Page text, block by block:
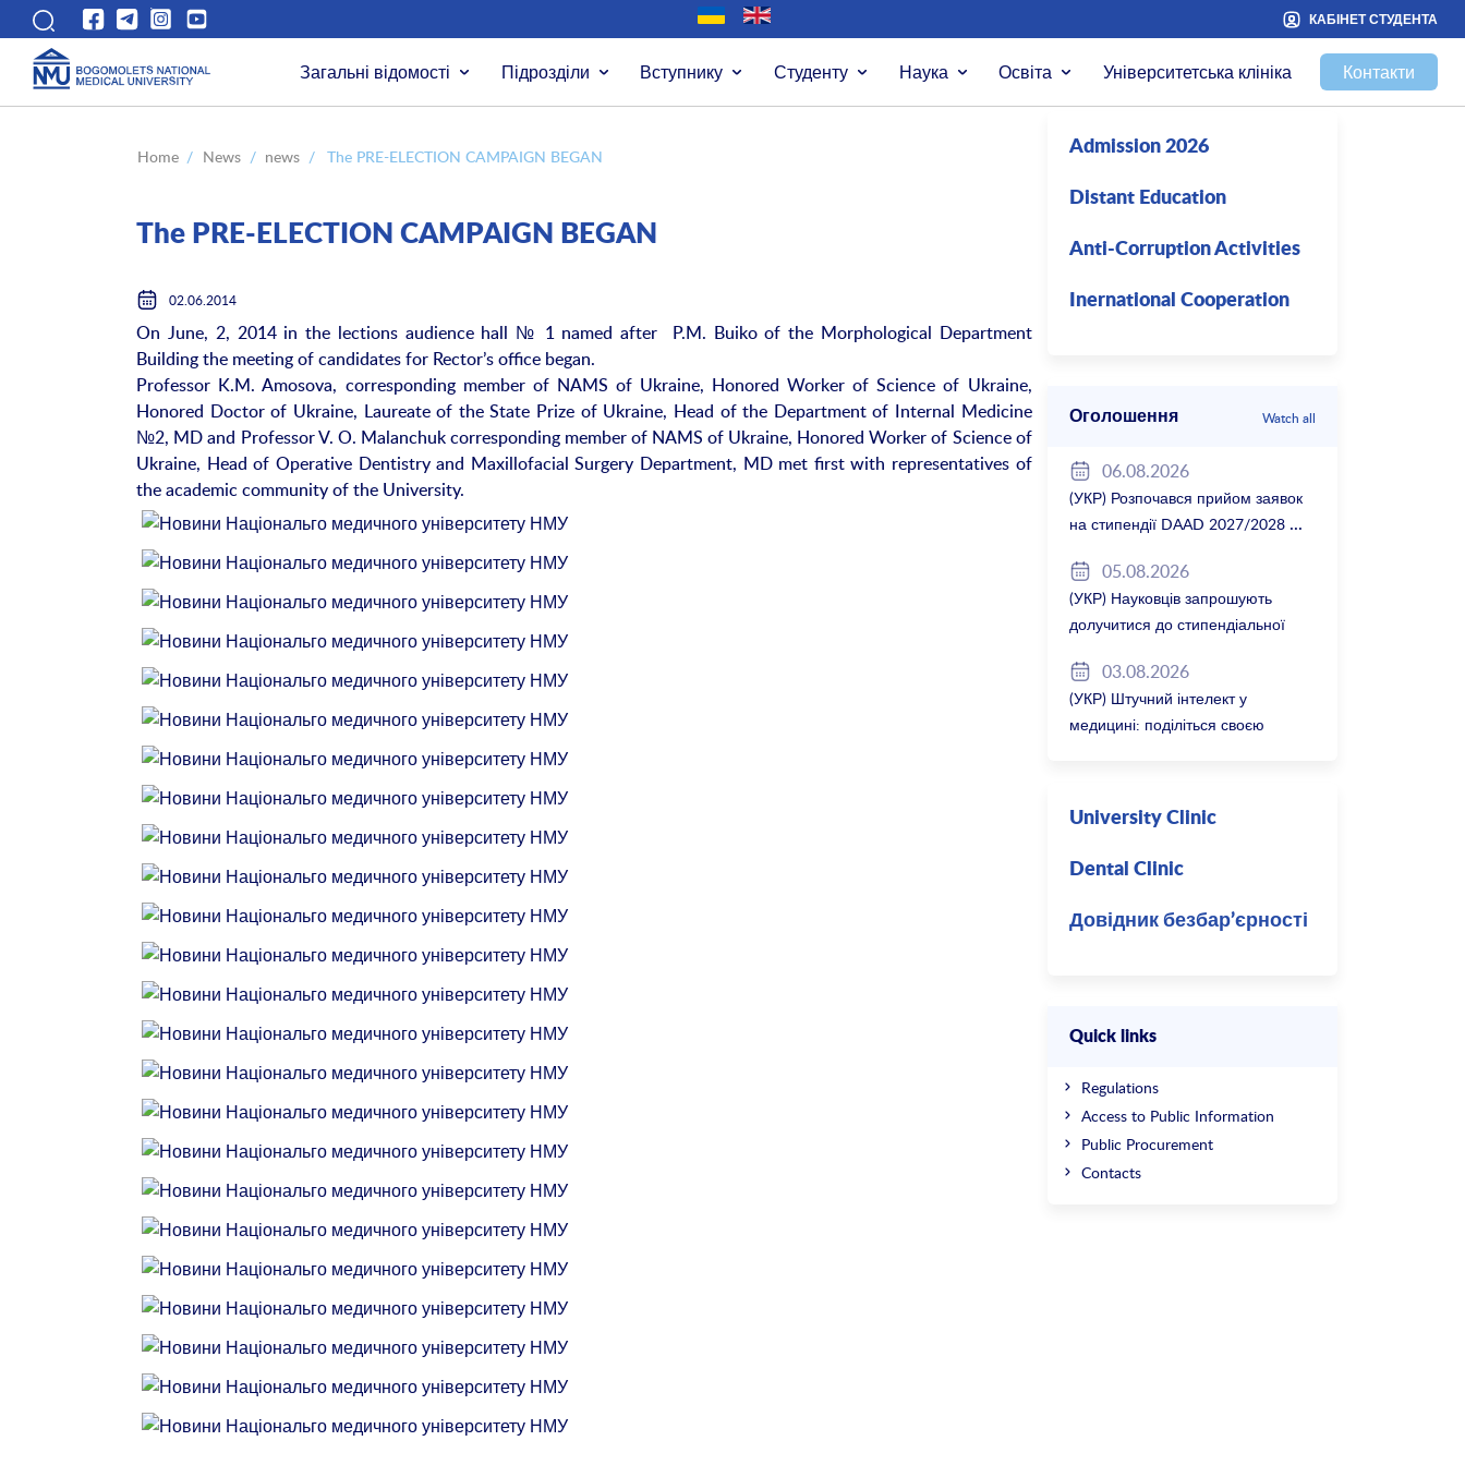
КАБІНЕТ СТУДЕНТА
Загальні відомості Підрозділи Вступнику Студенту Наука Освіта Університетська клініка Контакти
Home / News / news / The PRE-ELECTION CAMPAIGN BEGAN
The PRE-ELECTION CAMPAIGN BEGAN
02.06.2014
On June, 2, 2014 in the lections audience hall № 1 named after P.M. Buiko of the Morphological Department
Building the meeting of candidates for Rector’s office began.
Professor K.M. Amosova, corresponding member of NAMS of Ukraine, Honored Worker of Science of Ukraine,
Honored Doctor of Ukraine, Laureate of the State Prize of Ukraine, Head of the Department of Internal Medicine
№2, MD and Professor V. O. Malanchuk corresponding member of NAMS of Ukraine, Honored Worker of Science of
Ukraine, Head of Operative Dentistry and Maxillofacial Surgery Department, MD met first with representatives of
the academic community of the University.
Admission 2026
Distant Education
Anti-Corruption Activities
Inernational Cooperation
Оголошення Watch all
06.08.2026
(УКР) Розпочався прийом заявок
на стипендії DAAD 2027/2028
05.08.2026
(УКР) Науковців запрошують
долучитися до стипендіальної
Баварія 2027/28
03.08.2026
(УКР) Штучний інтелект у
медицині: поділіться своєю
University Clinic
Dental Clinic
Довідник безбар’єрності
Quick links
Regulations
Access to Public Information
Public Procurement
Contacts